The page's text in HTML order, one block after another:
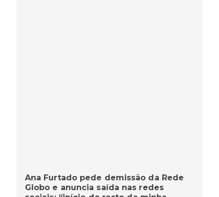
Ana Furtado pede demissão da Rede
Globo e anuncia saída nas redes